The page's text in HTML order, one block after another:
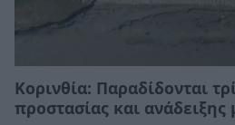
Κορινθία: Παραδίδονται
προστασίας και